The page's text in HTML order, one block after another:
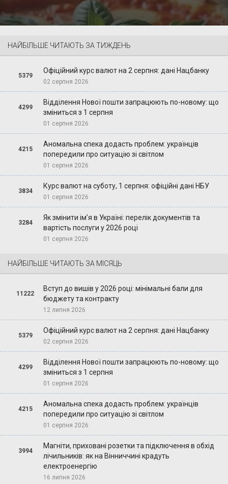
НАЙБІЛЬШЕ ЧИТАЮТЬ ЗА ТИЖДЕНЬ
5379
Офіційний курс валют на 2 серпня: дані Нацбанку
02 серпня 2026
4299
Відділення Нової пошти запрацюють по-новому: що
зміниться з 1 серпня
01 серпня 2026
4215
Аномальна спека додасть проблем: українців
попередили про ситуацію зі світлом
01 серпня 2026
3834
Курс валют на суботу, 1 серпня: офіційні дані НБУ
01 серпня 2026
3284
Як змінити ім’я в Україні: перелік документів та
вартість послуги у 2026 році
01 серпня 2026
НАЙБІЛЬШЕ ЧИТАЮТЬ ЗА МІСЯЦЬ
11222
Вступ до вишів у 2026 році: мінімальні бали для
бюджету та контракту
12 липня 2026
5379
Офіційний курс валют на 2 серпня: дані Нацбанку
02 серпня 2026
4299
Відділення Нової пошти запрацюють по-новому: що
зміниться з 1 серпня
01 серпня 2026
4215
Аномальна спека додасть проблем: українців
попередили про ситуацію зі світлом
01 серпня 2026
3994
Магніти, приховані розетки та підключення в обхід
лічильників: як на Вінниччині крадуть
електроенергію
16 липня 2026